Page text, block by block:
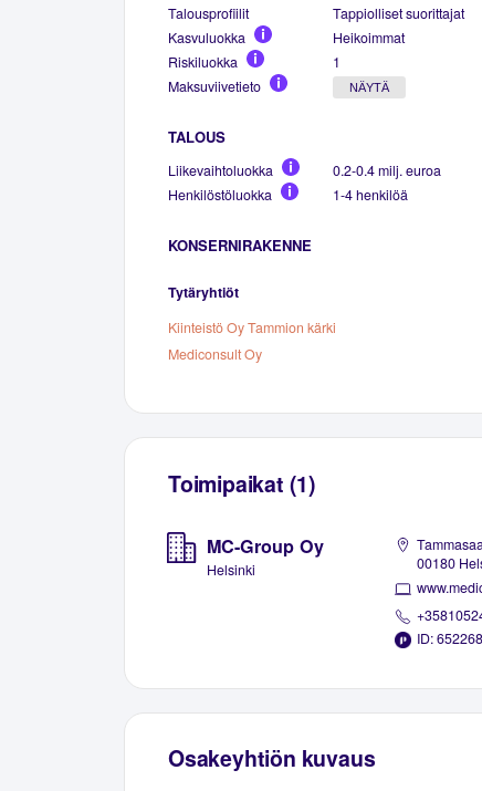
Talousprofiilit
Tappiolliset suorittajat
Kasvuluokka
Heikoimmat
Riskiluokka
1
Maksuviivetieto
NÄYTÄ
TALOUS
Liikevaihtoluokka
0.2-0.4 milj. euroa
Henkilöstöluokka
1-4 henkilöä
KONSERNIRAKENNE
Tytäryhtiöt
Kiinteistö Oy Tammion kärki
Mediconsult Oy
Toimipaikat (1)
MC-Group Oy
Helsinki
00180
ID:
Osakeyhtiön kuvaus